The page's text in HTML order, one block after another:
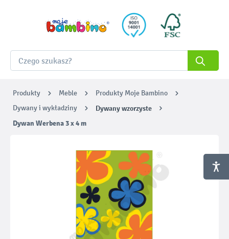
Produkty Meble
Produkty Moje Bambino
Dywany i wykładziny
Dywany wzorzyste
Dywan Werbena 3 x 4 m